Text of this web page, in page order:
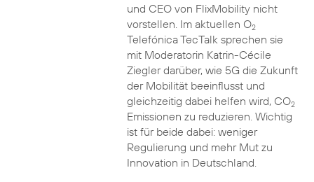
und CEO von FlixMobility nicht
vorstellen. Im aktuellen O2
Telefónica TecTalk sprechen sie
mit Moderatorin Katrin-Cécile
Ziegler darüber, wie 5G die Zukunft
der Mobilität beeinflusst und
gleichzeitig dabei helfen wird, CO2
Emissionen zu reduzieren. Wichtig
ist für beide dabei: weniger
Regulierung und mehr Mut zu
Innovation in Deutschland.